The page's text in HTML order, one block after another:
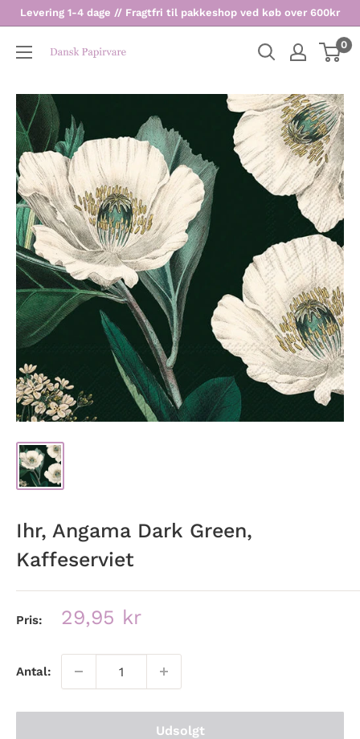
Levering 1-4 dage // Fragtfri til pakkeshop ved køb over 600kr
Dansk
0
Ihr, Angama Dark Green,
Kaffeserviet
Pris: Udsalgspris
29,95 kr
Antal:
Udsolgt